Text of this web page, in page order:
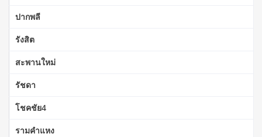
ปากพลี
รังสิต
สะพานใหม่
รัชดา
โชคชัย4
รามคำแหง